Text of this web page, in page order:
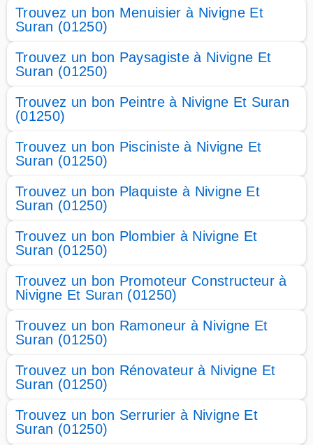
Trouvez un bon Menuisier à Nivigne Et
Suran (01250)
Trouvez un bon Paysagiste à Nivigne Et
Suran (01250)
Trouvez un bon Peintre à Nivigne Et Suran
(01250)
Trouvez un bon Pisciniste à Nivigne Et
Suran (01250)
Trouvez un bon Plaquiste à Nivigne Et
Suran (01250)
Trouvez un bon Plombier à Nivigne Et
Suran (01250)
Trouvez un bon Promoteur Constructeur à
Nivigne Et Suran (01250)
Trouvez un bon Ramoneur à Nivigne Et
Suran (01250)
Trouvez un bon Rénovateur à Nivigne Et
Suran (01250)
Trouvez un bon Serrurier à Nivigne Et
Suran (01250)